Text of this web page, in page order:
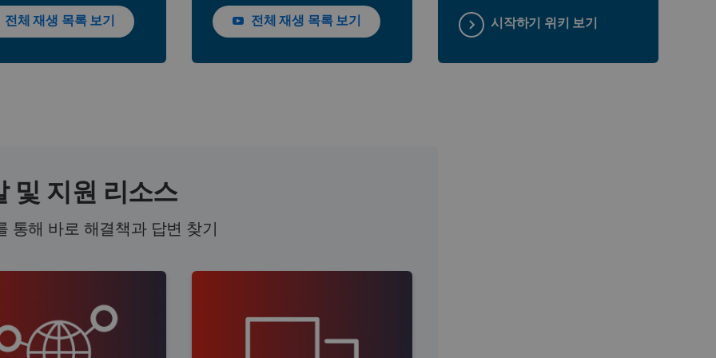
전체 재생 목록 보기 전체 재생 목록 보기 시작하기 위키 보기
및 지원 리소스
통해 바로 해결책과 답변 찾기